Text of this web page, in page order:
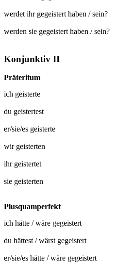
werdet ihr gegeistert haben / sein?
werden sie gegeistert haben / sein?
Konjunktiv II
Präteritum
ich geisterte
du geistertest
er/sie/es geisterte
wir geisterten
ihr geistertet
sie geisterten
Plusquamperfekt
ich hätte / wäre gegeistert
du hättest / wärst gegeistert
er/sie/es hätte / wäre gegeistert